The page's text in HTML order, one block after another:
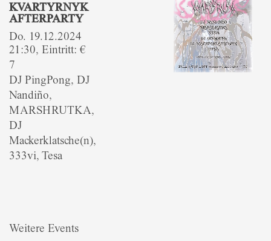
KVARTYRNYK
AFTERPARTY
Do. 19.12.2024
21:30, Eintritt: €
7
DJ PingPong, DJ
Nandiño,
MARSHRUTKA,
DJ
Mackerklatsche(n),
333vi, Tesa
Weitere Events